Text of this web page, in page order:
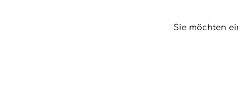
Sie möchten